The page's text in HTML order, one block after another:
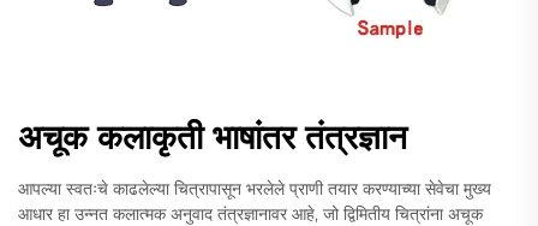
अचूक कलाकृती भाषांतर तंत्रज्ञान
आपल्या स्वतःचे काढलेल्या चित्रापासून भरलेले प्राणी तयार करण्याच्या सेवेचा मुख्य
आधार हा उन्नत कलात्मक अनुवाद तंत्रज्ञानावर आहे, जो द्विमितीय चित्रांना अचूक